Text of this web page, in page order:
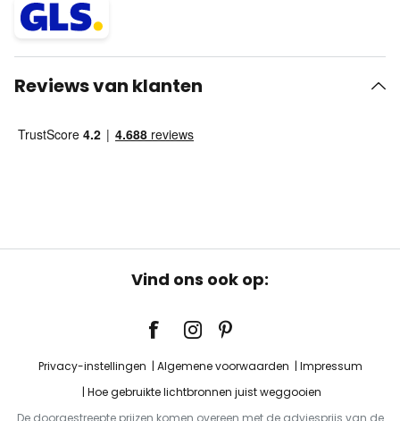
Reviews van klanten
Vind ons ook op:
Privacy-instellingen Algemene voorwaarden
Impressum
Hoe gebruikte lichtbronnen juist weggooien
De doorgestreepte prijzen komen overeen met de adviesprijs van de